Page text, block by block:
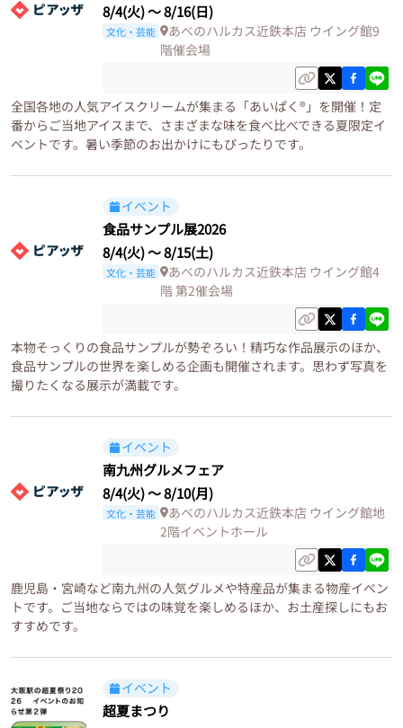
8/4(火)〜8/16(日)
文化・芸能
あべのハルカス近鉄本店 ウイング館9
階催会場
全国各地の人気アイスクリームが集まる「あいぱく®」を開催！定
番からご当地アイスまで、さまざまな味を食べ比べできる夏限定イ
ベントです。暑い季節のお出かけにもぴったりです。
イベント
食品サンプル展2026
8/4(火)〜8/15(土)
文化・芸能
あべのハルカス近鉄本店 ウイング館4
階 第2催会場
本物そっくりの食品サンプルが勢ぞろい！精巧な作品展示のほか、
食品サンプルの世界を楽しめる企画も開催されます。思わず写真を
撮りたくなる展示が満載です。
イベント
南九州グルメフェア
8/4(火)〜8/10(月)
文化・芸能
あべのハルカス近鉄本店 ウイング館地
2階イベントホール
鹿児島・宮崎など南九州の人気グルメや特産品が集まる物産イベン
トです。ご当地ならではの味覚を楽しめるほか、お土産探しにもお
すすめです。
イベント
超夏まつり